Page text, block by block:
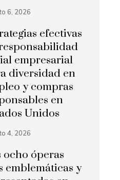
6, 2026
efectivas
empresarial
diversidad en
y compras
en
Unidos
4, 2026
ocho óperas
emblemáticas y